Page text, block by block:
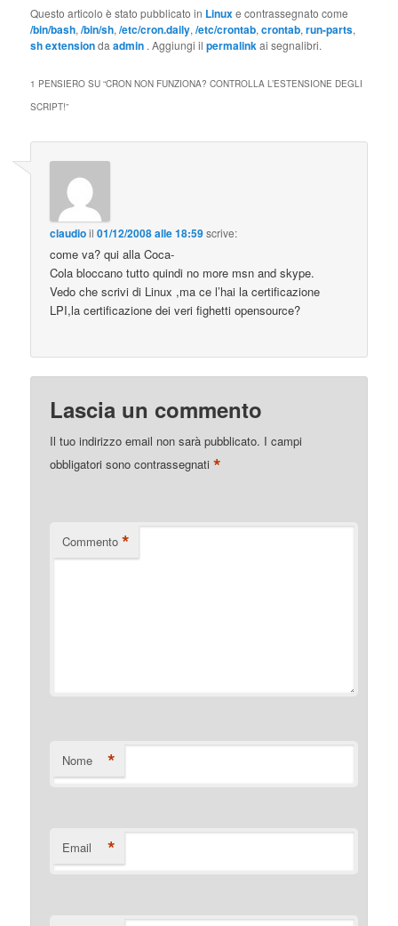
Questo articolo è stato pubblicato in Linuxe contrassegnato come
/bin/bash,/bin/sh,/etc/cron.daily,/etc/crontab,crontab,run-parts,
sh extensiondaadmin . Aggiungi ilpermalink ai segnalibri.
1 PENSIERO SU “CRON NON FUNZIONA? CONTROLLA L’ESTENSIONE DEGLI
SCRIPT!”
claudioil01/12/2008 alle 18:59scrive:
come va? qui alla Coca-
Cola bloccano tutto quindi no more msn and skype.
Vedo che scrivi di Linux ,ma ce l’hai la certificazione
LPI,la certificazione dei veri fighetti opensource?
Lascia un commento
Il tuo indirizzo email non sarà pubblicato. I campi
obbligatori sono contrassegnati*
Commento *
Nome *
Email *